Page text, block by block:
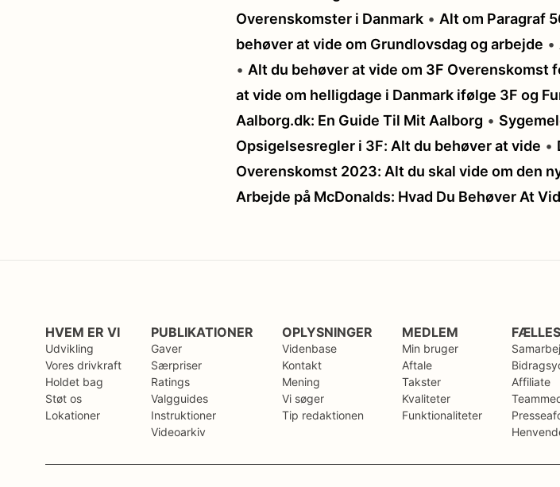
Overenskomster i Danmark • Alt om Paragraf
behøver at vide om Grundlovsdag og arbejde •
• Alt du behøver at vide om 3F Overenskomst
at vide om helligdage i Danmark ifølge 3F og
Aalborg.dk: En Guide Til Mit Aalborg •
Opsigelsesregler i 3F: Alt du behøver at vide •
Overenskomst 2023: Alt du skal vide om den
Arbejde på McDonalds: Hvad Du Behøver At
HVEM ER VI
Udvikling
Vores drivkraft
Holdet bag
Støt os
Lokationer
PUBLIKATIONER
Gaver
Særpriser
Ratings
Valgguides
Instruktioner
Videoarkiv
OPLYSNINGER
Videnbase
Kontakt
Mening
Vi søger
Tip redaktionen
MEDLEM
Min bruger
Aftale
Takster
Kvaliteter
Funktionaliteter
Affiliate